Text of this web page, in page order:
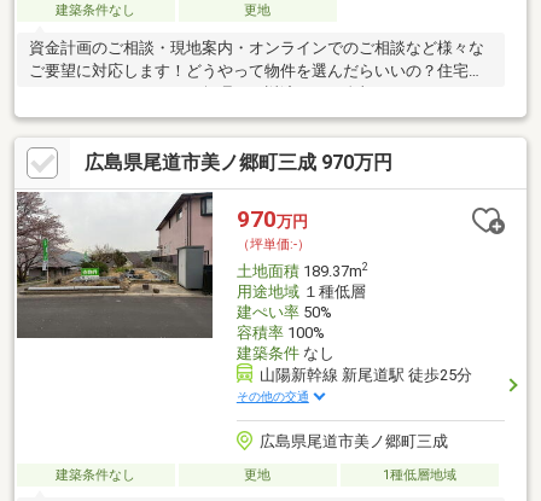
建築条件なし 更地
資金計画のご相談・現地案内・オンラインでのご相談など様々な
ご要望に対応します！どうやって物件を選んだらいいの？住宅ロ
ーンってどこがいいの？無理なく返済できる金額ってどれくら
い？お家の購入は人生で一番高額な買い物と言われています。買
う際の不安や悩みを解決し、納得のいく家選びができるよう、
「お客様目線」と「感謝の気持ち」を忘れずにお手伝いさせてい
ただきます。
広島県尾道市美ノ郷町三成 970万円
970万円
（坪単価:-）
土地面積189.37m2
用途地域１種低層
建ぺい率50%
容積率100%
建築条件なし
山陽新幹線 新尾道駅 徒歩25分
その他の交通
広島県尾道市美ノ郷町三成
建築条件なし 更地 1種低層地域